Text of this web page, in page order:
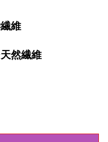
維
然繊維